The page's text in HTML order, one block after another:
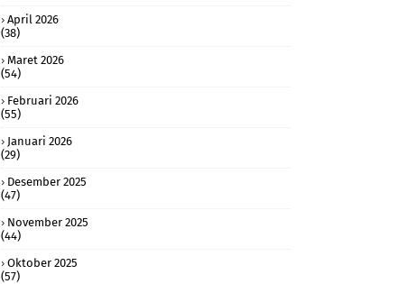
April 2026
(38)
Maret 2026
(54)
Februari 2026
(55)
Januari 2026
(29)
Desember 2025
(47)
November 2025
(44)
Oktober 2025
(57)